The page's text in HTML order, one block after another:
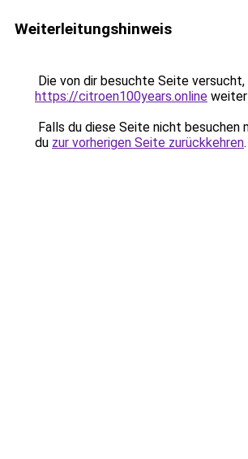
Weiterleitungshinweis
Die von dir besuchte Seite versucht,
https://citroen100years.online
Falls du diese Seite nicht besuchen
du zur vorherigen Seite zurückkehren.